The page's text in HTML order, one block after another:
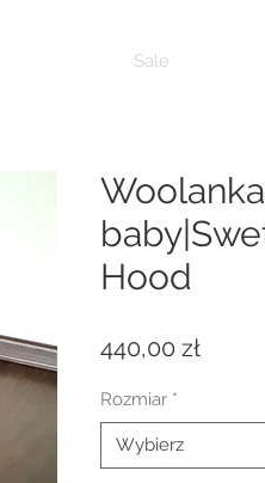
Sale
Hood
440,00 złCena
Rozmiar *
Wybierz